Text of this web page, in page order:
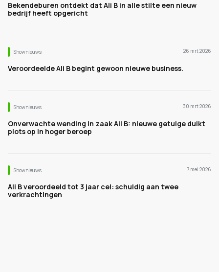
Bekendeburen ontdekt dat Ali B in alle stilte een nieuw
bedrijf heeft opgericht
Shownieuws 26 mrt 2026
Veroordeelde Ali B begint gewoon nieuwe business.
Shownieuws 30 mrt 2026
Onverwachte wending in zaak Ali B: nieuwe getuige duikt
plots op in hoger beroep
Shownieuws 7 mei 2026
Ali B veroordeeld tot 3 jaar cel: schuldig aan twee
verkrachtingen